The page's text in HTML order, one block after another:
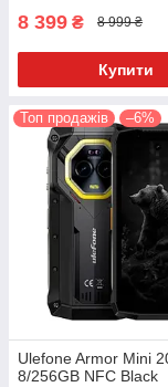
8 399 ₴ 8 999 ₴
Купити
Топ продажів –6%
Ulefone Armor Mini
8/256GB NFC Black